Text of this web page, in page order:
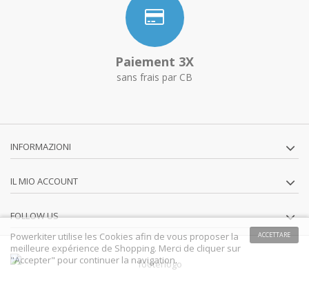
Paiement 3X
sans frais par CB
INFORMAZIONI
IL MIO ACCOUNT
FOLLOW US
ACCETTARE
Powerkiter utilise les Cookies afin de vous proposer la
meilleure expérience de Shopping. Merci de cliquer sur
"Accepter" pour continuer la navigation.